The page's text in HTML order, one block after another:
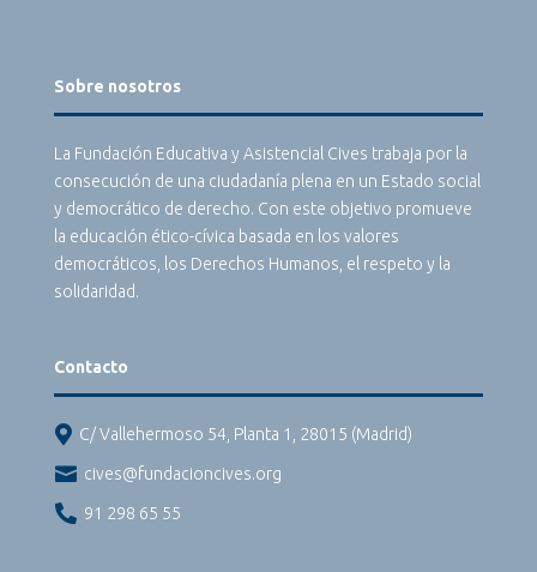
Sobre nosotros
La Fundación Educativa y Asistencial Cives trabaja por la
consecución de una ciudadanía plena en un Estado social
y democrático de derecho. Con este objetivo promueve
la educación ético-cívica basada en los valores
democráticos, los Derechos Humanos, el respeto y la
solidaridad.
Contacto
 C/ Vallehermoso 54, Planta 1, 28015 (Madrid)
 cives@fundacioncives.org
 91 298 65 55